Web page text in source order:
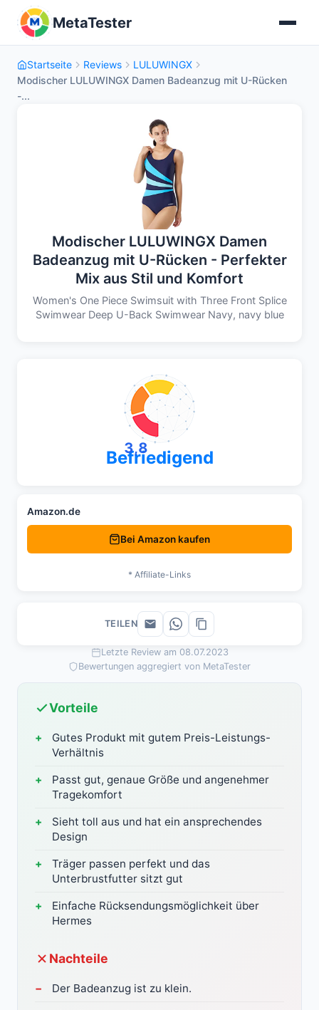
MetaTester
Startseite Reviews
LULUWINGX
Modischer LULUWINGX Damen Badeanzug mit U-Rücken
-...
Modischer LULUWINGX Damen
Badeanzug mit U-Rücken - Perfekter
Mix aus Stil und Komfort
Women's One Piece Swimsuit with Three Front Splice
Swimwear Deep U-Back Swimwear Navy, navy blue
Letzte Review am 08.07.2023
Bewertungen aggregiert von MetaTester
Vorteile
Gutes Produkt mit gutem Preis-Leistungs-
Verhältnis
Passt gut, genaue Größe und angenehmer
Tragekomfort
Sieht toll aus und hat ein ansprechendes
Design
Träger passen perfekt und das
Unterbrustfutter sitzt gut
Einfache Rücksendungsmöglichkeit über
Hermes
Nachteile
Der Badeanzug ist zu klein.
3,8
Befriedigend
Amazon.de
Bei Amazon kaufen
* Affiliate-Links
TEILEN